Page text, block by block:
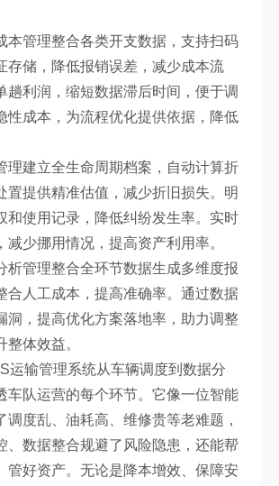
本管理整合各类开支数据，支持扫码
存储，降低报销误差，减少成本流
趟利润，缩短数据滞后时间，便于调
性成本，为流程优化提供依据，降低
理建立全生命周期档案，自动计算折
置提供精准估值，减少折旧损失。明
和使用记录，降低纠纷发生率。实时
减少挪用情况，提高资产利用率。
析管理整合全环节数据生成多维度报
合人工成本，提高准确率。通过数据
洞，提高优化方案落地率，助力调整
体效益。
运输管理系统从车辆调度到数据分
车队运营的每个环节。它像一位智能
调度乱、油耗高、维修贵等老难题，
、数据整合规避了风险隐患，还能帮
管好资产。无论是降本增效、保障安